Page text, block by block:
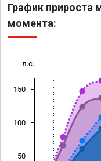
График прироста
момента:
л.с.
50
100
150